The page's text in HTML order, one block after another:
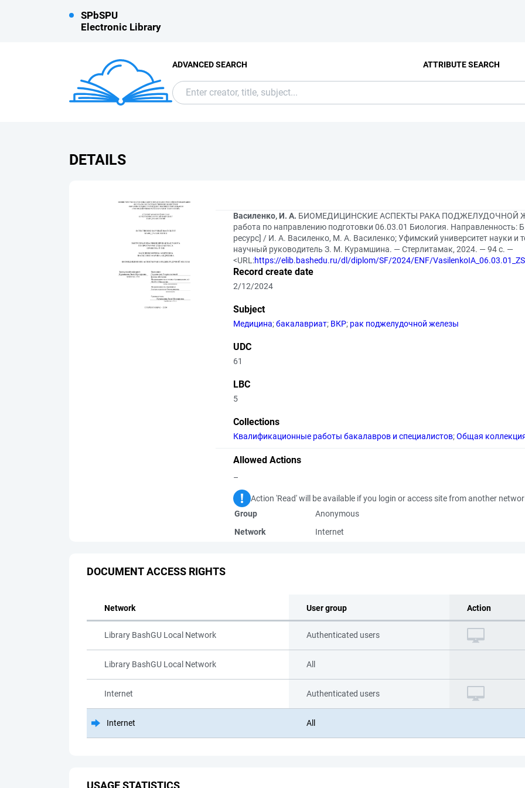
SPbSPU
Electronic Library
ADVANCED SEARCH ATTRIBUTE SEARCH
DETAILS
Василенко, И. А. БИОМЕДИЦИНСКИЕ АСПЕКТЫ РАКА ПОДЖЕЛУДОЧНОЙ
работа по направлению подготовки 06.03.01 Биология. Направленность:
ресурс] / И. А. Василенко, М. А. Василенко; Уфимский университет науки и
научный руководитель З. М. Курамшина. — Стерлитамак, 2024. — 94 с. —
<URL:https://elib.bashedu.ru/dl/diplom/SF/2024/ENF/
Record create date
2/12/2024
Subject
Медицина;бакалавриат; ВКР; рак поджелудочной железы
UDC
61
LBC
5
Collections
Квалификационные работы бакалавров и специалистов;Общая
Allowed Actions
–
Action 'Read' will be available if you login or access site from another
Group
Anonymous
Network
Internet
DOCUMENT ACCESS RIGHTS
Network User group Action
Library BashGU Local Network Authenticated users
Library BashGU Local Network All
Internet Authenticated users
Internet All
USAGE STATISTICS